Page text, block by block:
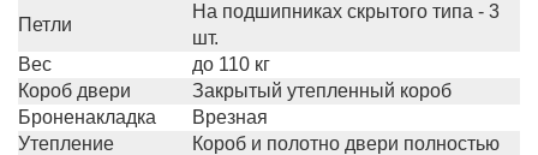
Петли
На подшипниках скрытого типа - 3
шт.
Вес
до 110 кг
Короб двери
Закрытый утепленный короб
Броненакладка
Врезная
Утепление
Короб и полотно двери полностью